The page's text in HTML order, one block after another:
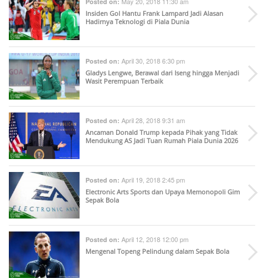
Insiden Gol Hantu Frank Lampard Jadi Alasan
Hadirnya Teknologi di Piala Dunia
Posted on: April 30, 2018 6:30 pm
Gladys Lengwe, Berawal dari Iseng hingga Menjadi
Wasit Perempuan Terbaik
Posted on: April 28, 2018 9:31 am
Ancaman Donald Trump kepada Pihak yang Tidak
Mendukung AS Jadi Tuan Rumah Piala Dunia 2026
Posted on: April 19, 2018 2:45 pm
Electronic Arts Sports dan Upaya Memonopoli Gim
Sepak Bola
Posted on: April 12, 2018 12:00 pm
Mengenal Topeng Pelindung dalam Sepak Bola